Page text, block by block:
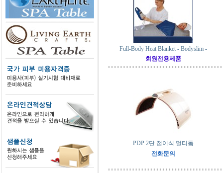
Full-Body Heat Blanket - Bodyslim -
회원전용제품
PDP 2단 접이식 멀티돔
전화문의